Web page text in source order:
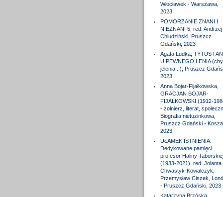
Włocławek - Warszawa,
2023
POMORZANIE ZNANI I
NIEZNANI 5, red. Andrzej
Chludziński, Pruszcz
Gdański, 2023
Agata Ludka, TYTUS I
U PEWNEGO LENIA
jelenia...), Pruszcz
2023
Anna Bojar-Fijałkowska,
GRACJAN BOJAR-
FIJAŁKOWSKI (1912-
- żołnierz, literat,
Biografia nietuzinkowa,
Pruszcz Gdański -
2023
UŁAMEK ISTNIENIA.
Dedykowane pamięci
profesor Haliny Taborskiej
(1933-2021), red. Jolanta
Chwastyk-Kowalczyk,
Przemysław Ciszek,
- Pruszcz Gdański, 2023
Katarzyna Brzóska,